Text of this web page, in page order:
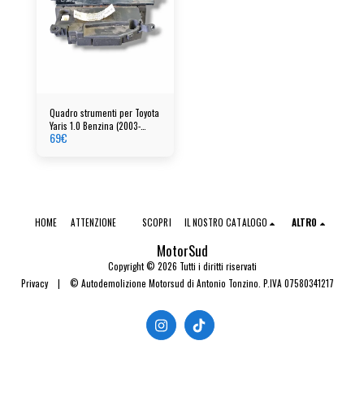
Quadro strumenti per Toyota
Yaris 1.0 Benzina (2003-
2005)
69€
MotorSud
Copyright © 2026 Tutti i diritti riservati
Privacy| © Autodemolizione Motorsud di Antonio Tonzino. P.IVA 07580341217
HOME ATTENZIONE SCOPRI IL NOSTRO CATALOGO ALTRO